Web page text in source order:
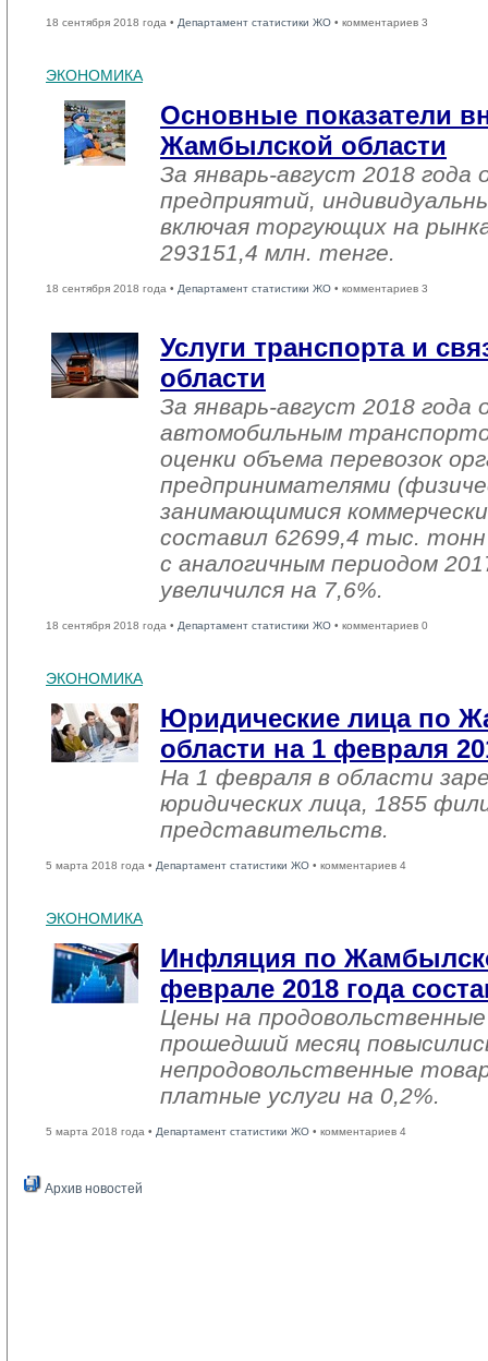
18 сентября 2018 года • Департамент статистики ЖО • комментариев 3
ЭКОНОМИКА
Основные показатели
Жамбылской области
За январь-август 2018
предприятий,
включая торгующих на
293151,4 млн. тенге.
18 сентября 2018 года • Департамент статистики ЖО • комментариев 3
Услуги транспорта и
области
За январь-август 2018 года
автомобильным
оценки объема перевозок
предпринимателями
занимающимися
составил 62699,4 тыс. тонн
с аналогичным периодом
увеличился на 7,6%.
18 сентября 2018 года • Департамент статистики ЖО • комментариев 0
ЭКОНОМИКА
Юридические лица по
области на 1 февраля
На 1 февраля в области
юридических лица, 1855
представительств.
5 марта 2018 года • Департамент статистики ЖО • комментариев 4
ЭКОНОМИКА
Инфляция по
феврале 2018 года
Цены на
прошедший месяц
непродовольственные
платные услуги на 0,2%.
5 марта 2018 года • Департамент статистики ЖО • комментариев 4
Архив новостей